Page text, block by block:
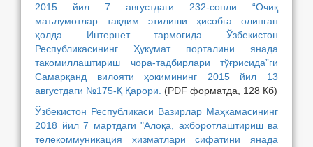
2015 йил 7 августдаги 232-сонли “Очиқ
маълумотлар тақдим этилиши ҳисобга олинган
ҳолда Интернет тармоғида Ўзбекистон
Республикасининг Ҳукумат порталини янада
такомиллаштириш чора-тадбирлари тўғрисида”ги
Самарқанд вилояти ҳокимининг 2015 йил 13
августдаги №175-Қ Қарори.
(PDF форматда, 128 Кб)
Ўзбекистон Республикаси Вазирлар Маҳкамасининг
2018 йил 7 мартдаги "Алоқа, ахборотлаштириш ва
телекоммуникация хизматлари сифатини янада